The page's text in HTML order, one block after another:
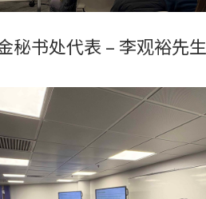
秘书处代表 – 李观裕先生